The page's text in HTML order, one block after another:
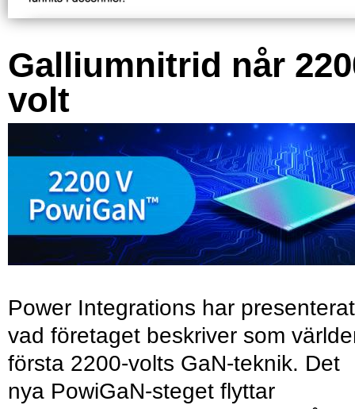
Galliumnitrid når
volt
Power Integrations har presenterat
vad företaget beskriver som
första 2200-volts GaN-teknik. Det
nya PowiGaN-steget flyttar